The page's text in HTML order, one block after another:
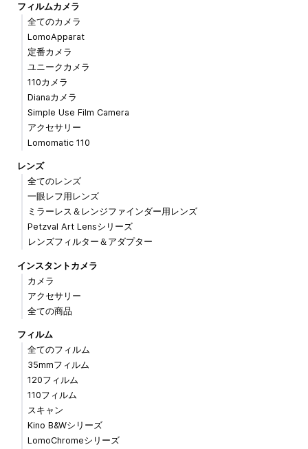
フィルムカメラ
全てのカメラ
LomoApparat
定番カメラ
ユニークカメラ
110カメラ
Dianaカメラ
Simple Use Film Camera
アクセサリー
Lomomatic 110
レンズ
全てのレンズ
一眼レフ用レンズ
ミラーレス＆レンジファインダー用レンズ
Petzval Art Lensシリーズ
レンズフィルター＆アダプター
インスタントカメラ
カメラ
アクセサリー
全ての商品
フィルム
全てのフィルム
35mmフィルム
120フィルム
110フィルム
スキャン
Kino B&Wシリーズ
LomoChromeシリーズ